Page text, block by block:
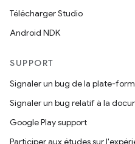
Télécharger Studio
Android NDK
SUPPORT
Signaler un bug de la plate-
Signaler un bug relatif à la
Google Play support
Participer aux études sur